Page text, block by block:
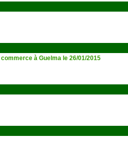
à Guelma le 26/01/2015